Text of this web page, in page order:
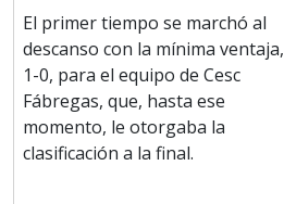
El primer tiempo se marchó al
descanso con la mínima ventaja,
1-0, para el equipo de Cesc
Fábregas, que, hasta ese
momento, le otorgaba la
clasificación a la final.